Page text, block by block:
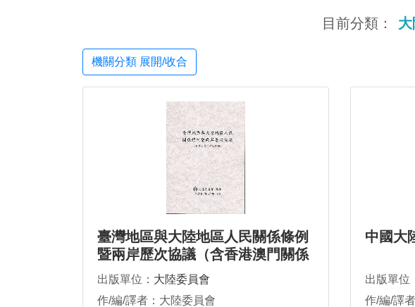
目前分類：
機關分類 展開/收合
臺灣地區與大陸地區人民關係條例
暨兩岸歷次協議（含香港澳門關係
條例）
出版單位： 大陸委員會
作/編/譯者：大陸委員會
中國大
出版單位
作/編/譯